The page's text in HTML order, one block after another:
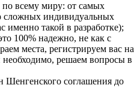
всему миру: от самых
сложных индивидуальных
именно такой в разработке);
100% надежно, не как с
места, регистрируем вас на
решаем вопросы в
соглашения до